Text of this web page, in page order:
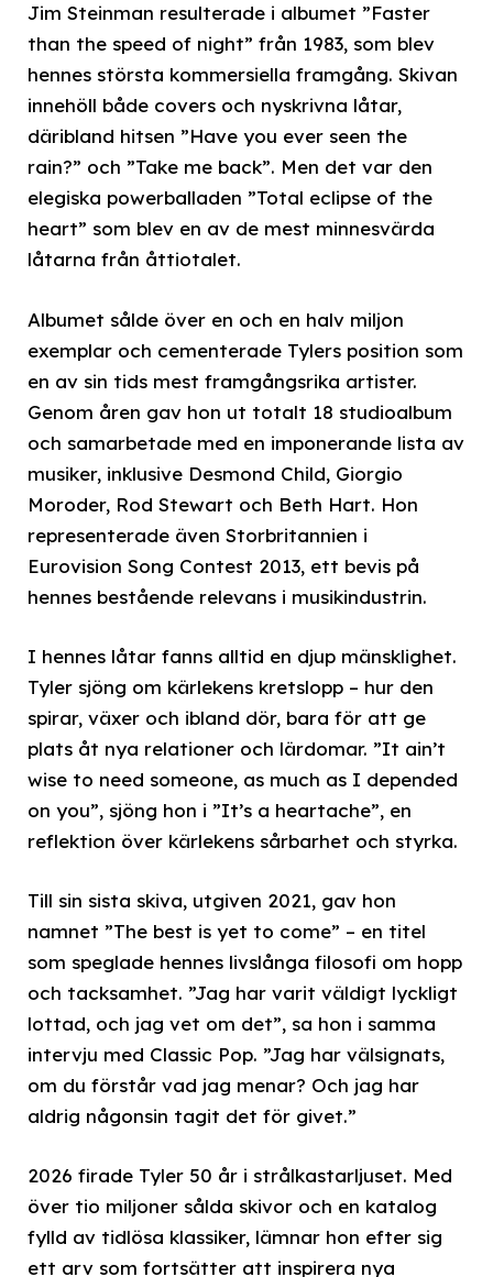
Jim Steinman resulterade i albumet ”Faster
than the speed of night” från 1983, som blev
hennes största kommersiella framgång. Skivan
innehöll både covers och nyskrivna låtar,
däribland hitsen ”Have you ever seen the
rain?” och ”Take me back”. Men det var den
elegiska powerballaden ”Total eclipse of the
heart” som blev en av de mest minnesvärda
låtarna från åttiotalet.
Albumet sålde över en och en halv miljon
exemplar och cementerade Tylers position som
en av sin tids mest framgångsrika artister.
Genom åren gav hon ut totalt 18 studioalbum
och samarbetade med en imponerande lista av
musiker, inklusive Desmond Child, Giorgio
Moroder, Rod Stewart och Beth Hart. Hon
representerade även Storbritannien i
Eurovision Song Contest 2013, ett bevis på
hennes bestående relevans i musikindustrin.
I hennes låtar fanns alltid en djup mänsklighet.
Tyler sjöng om kärlekens kretslopp – hur den
spirar, växer och ibland dör, bara för att ge
plats åt nya relationer och lärdomar. ”It ain’t
wise to need someone, as much as I depended
on you”, sjöng hon i ”It’s a heartache”, en
reflektion över kärlekens sårbarhet och styrka.
Till sin sista skiva, utgiven 2021, gav hon
namnet ”The best is yet to come” – en titel
som speglade hennes livslånga filosofi om hopp
och tacksamhet. ”Jag har varit väldigt lyckligt
lottad, och jag vet om det”, sa hon i samma
intervju med Classic Pop. ”Jag har välsignats,
om du förstår vad jag menar? Och jag har
aldrig någonsin tagit det för givet.”
2026 firade Tyler 50 år i strålkastarljuset. Med
över tio miljoner sålda skivor och en katalog
fylld av tidlösa klassiker, lämnar hon efter sig
ett arv som fortsätter att inspirera nya